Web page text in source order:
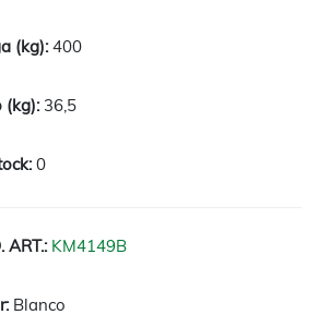
400
36,5
0
KM4149B
Blanco